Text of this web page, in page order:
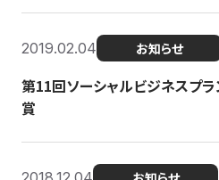
2019.02.04 お知らせ
第11回ソーシャルビジネスプ
賞